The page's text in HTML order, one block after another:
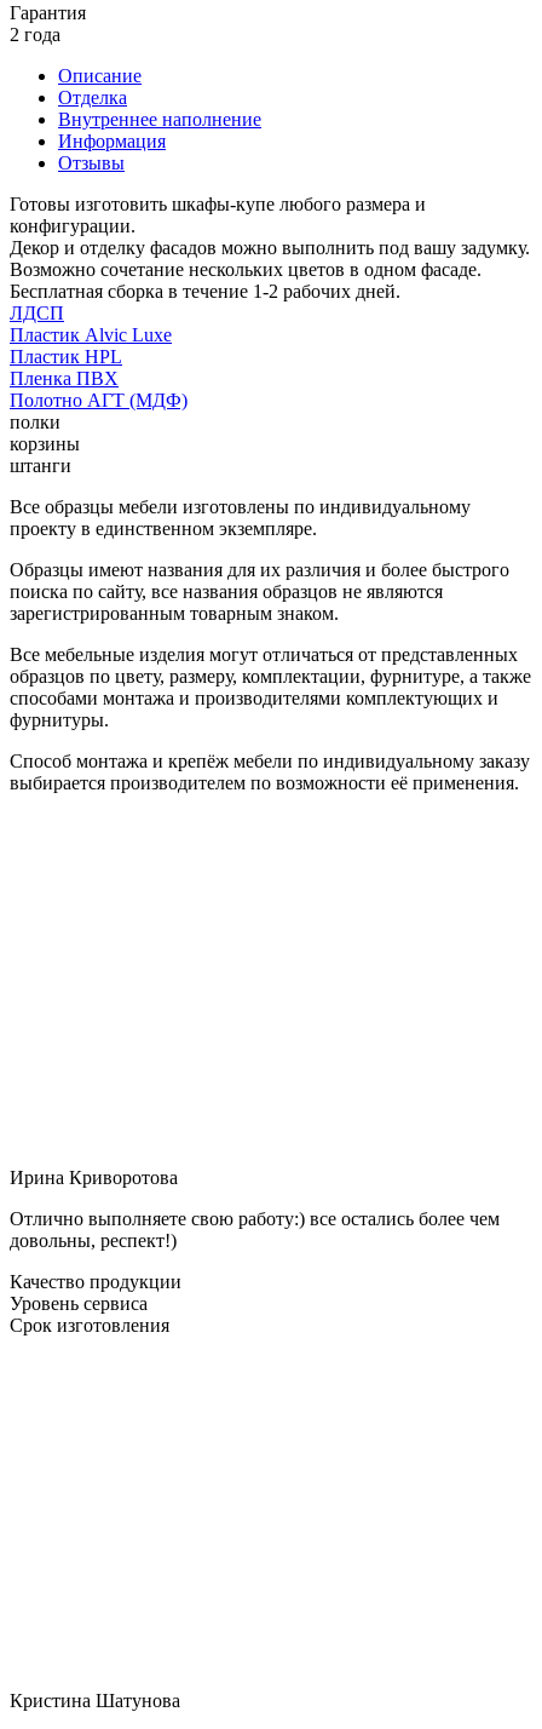
Гарантия
2 года
Описание
Отделка
Внутреннее наполнение
Информация
Отзывы
Готовы изготовить шкафы-купе любого размера и
конфигурации.
Декор и отделку фасадов можно выполнить под вашу задумку.
Возможно сочетание нескольких цветов в одном фасаде.
Бесплатная сборка в течение 1-2 рабочих дней.
ЛДСП
Пластик Alvic Luxe
Пластик HPL
Пленка ПВХ
Полотно АГТ (МДФ)
полки
корзины
штанги
Все образцы мебели изготовлены по индивидуальному
проекту в единственном экземпляре.
Образцы имеют названия для их различия и более быстрого
поиска по сайту, все названия образцов не являются
зарегистрированным товарным знаком.
Все мебельные изделия могут отличаться от представленных
образцов по цвету, размеру, комплектации, фурнитуре, а также
способами монтажа и производителями комплектующих и
фурнитуры.
Способ монтажа и крепёж мебели по индивидуальному заказу
выбирается производителем по возможности её применения.
Ирина Криворотова
Отлично выполняете свою работу:) все остались более чем
довольны, респект!)
Качество продукции
Уровень сервиса
Срок изготовления
Кристина Шатунова